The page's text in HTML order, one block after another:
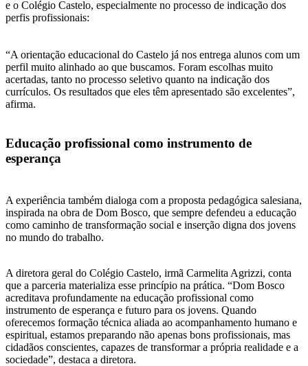
e o Colégio Castelo, especialmente no processo de indicação dos
perfis profissionais:
“A orientação educacional do Castelo já nos entrega alunos com um
perfil muito alinhado ao que buscamos. Foram escolhas muito
acertadas, tanto no processo seletivo quanto na indicação dos
currículos. Os resultados que eles têm apresentado são excelentes”,
afirma.
Educação profissional como instrumento de
esperança
A experiência também dialoga com a proposta pedagógica salesiana,
inspirada na obra de Dom Bosco, que sempre defendeu a educação
como caminho de transformação social e inserção digna dos jovens
no mundo do trabalho.
A diretora geral do Colégio Castelo, irmã Carmelita Agrizzi, conta
que a parceria materializa esse princípio na prática. “Dom Bosco
acreditava profundamente na educação profissional como
instrumento de esperança e futuro para os jovens. Quando
oferecemos formação técnica aliada ao acompanhamento humano e
espiritual, estamos preparando não apenas bons profissionais, mas
cidadãos conscientes, capazes de transformar a própria realidade e a
sociedade”, destaca a diretora.